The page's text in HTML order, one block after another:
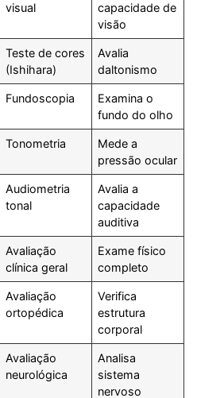
visual
capacidade de
visão
Teste de cores
(Ishihara)
Avalia
daltonismo
Fundoscopia
Examina o
fundo do olho
Tonometria
Mede a
pressão ocular
Audiometria
tonal
Avalia a
capacidade
auditiva
Avaliação
clínica geral
Exame físico
completo
Avaliação
ortopédica
Verifica
estrutura
corporal
Avaliação
neurológica
Analisa
sistema
nervoso